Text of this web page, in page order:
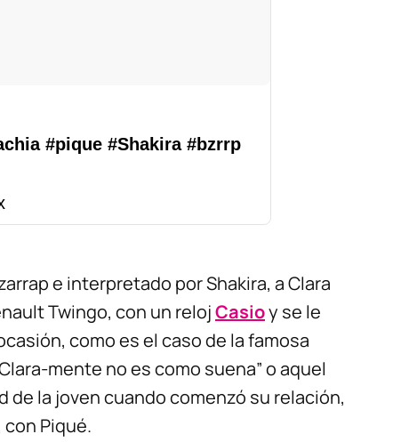
#pique #Shakira #bzrrp
e interpretado por Shakira, a Clara
Twingo, con un relojCasioy se le
como es el caso de la famosa
mente no es como suena” o aquel
de la joven cuando comenzó su relación,
Piqué.